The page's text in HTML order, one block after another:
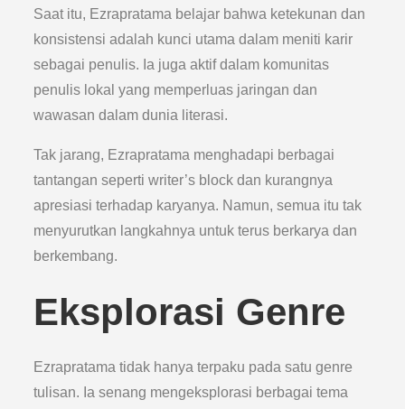
Saat itu, Ezrapratama belajar bahwa ketekunan dan
konsistensi adalah kunci utama dalam meniti karir
sebagai penulis. Ia juga aktif dalam komunitas
penulis lokal yang memperluas jaringan dan
wawasan dalam dunia literasi.
Tak jarang, Ezrapratama menghadapi berbagai
tantangan seperti writer’s block dan kurangnya
apresiasi terhadap karyanya. Namun, semua itu tak
menyurutkan langkahnya untuk terus berkarya dan
berkembang.
Eksplorasi Genre
Ezrapratama tidak hanya terpaku pada satu genre
tulisan. Ia senang mengeksplorasi berbagai tema